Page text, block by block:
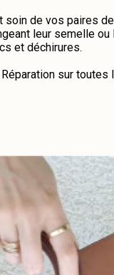
soin de vos paires
leur semelle ou
et déchirures.
sur toutes